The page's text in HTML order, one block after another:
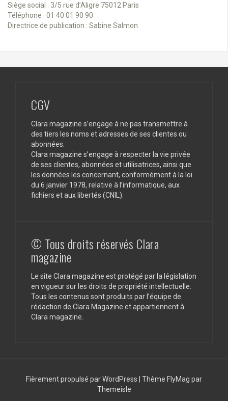
Siège social : 3/5 rue d’Aligre 75012 Paris
Téléphone : 01 40 01 90 90
Directrice de publication : Sabine Salmon
CGV
Clara magazine s’engage à ne pas transmettre à
des tiers les noms et adresses de ses clientes ou
abonnées.
Clara magazine s’engage à respecter la vie privée
de ses clientes, abonnées et utilisatrices, ainsi que
les données les concernant, conformément à la loi
du 6 janvier 1978, relative à l’informatique, aux
fichiers et aux libertés (CNIL).
© Tous droits réservés Clara
magazine
Le site Clara magazine est protégé par la législation
en vigueur sur les droits de propriété intellectuelle.
Tous les contenus sont produits par l’équipe de
rédaction de Clara Magazine et appartiennent à
Clara magazine.
Fièrement propulsé par WordPress Thème FlyMag par
Themeisle